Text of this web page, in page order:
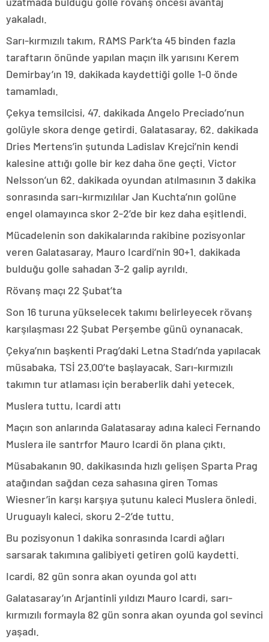
yakaladı.
Sarı-kırmızılı takım, RAMS Park’ta 45 binden fazla
taraftarın önünde yapılan maçın ilk yarısını Kerem
Demirbay’ın 19. dakikada kaydettiği golle 1-0 önde
tamamladı.
Çekya temsilcisi, 47. dakikada Angelo Preciado’nun
golüyle skora denge getirdi. Galatasaray, 62. dakikada
Dries Mertens’in şutunda Ladislav Krejci’nin kendi
kalesine attığı golle bir kez daha öne geçti. Victor
Nelsson’un 62. dakikada oyundan atılmasının 3 dakika
sonrasında sarı-kırmızılılar Jan Kuchta’nın golüne
engel olamayınca skor 2-2’de bir kez daha eşitlendi.
Mücadelenin son dakikalarında rakibine pozisyonlar
veren Galatasaray, Mauro Icardi’nin 90+1. dakikada
bulduğu golle sahadan 3-2 galip ayrıldı.
Rövanş maçı 22 Şubat’ta
Son 16 turuna yükselecek takımı belirleyecek rövanş
karşılaşması 22 Şubat Perşembe günü oynanacak.
Çekya’nın başkenti Prag’daki Letna Stadı’nda yapılacak
müsabaka, TSİ 23.00’te başlayacak. Sarı-kırmızılı
takımın tur atlaması için beraberlik dahi yetecek.
Muslera tuttu, Icardi attı
Maçın son anlarında Galatasaray adına kaleci Fernando
Muslera ile santrfor Mauro Icardi ön plana çıktı.
Müsabakanın 90. dakikasında hızlı gelişen Sparta Prag
atağından sağdan ceza sahasına giren Tomas
Wiesner’in karşı karşıya şutunu kaleci Muslera önledi.
Uruguaylı kaleci, skoru 2-2’de tuttu.
Bu pozisyonun 1 dakika sonrasında Icardi ağları
sarsarak takımına galibiyeti getiren golü kaydetti.
Icardi, 82 gün sonra akan oyunda gol attı
Galatasaray’ın Arjantinli yıldızı Mauro Icardi, sarı-
kırmızılı formayla 82 gün sonra akan oyunda gol sevinci
yaşadı.